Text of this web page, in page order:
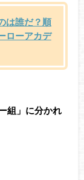
は誰だ？順
ローアカデ
組」に分かれ